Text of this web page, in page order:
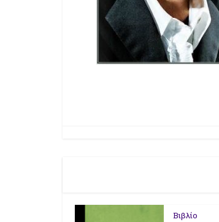
Βιβλίο